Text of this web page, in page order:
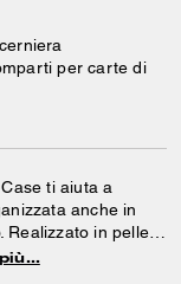
per carte di
ti aiuta a
anche in
Realizzato in pelle
questo porta